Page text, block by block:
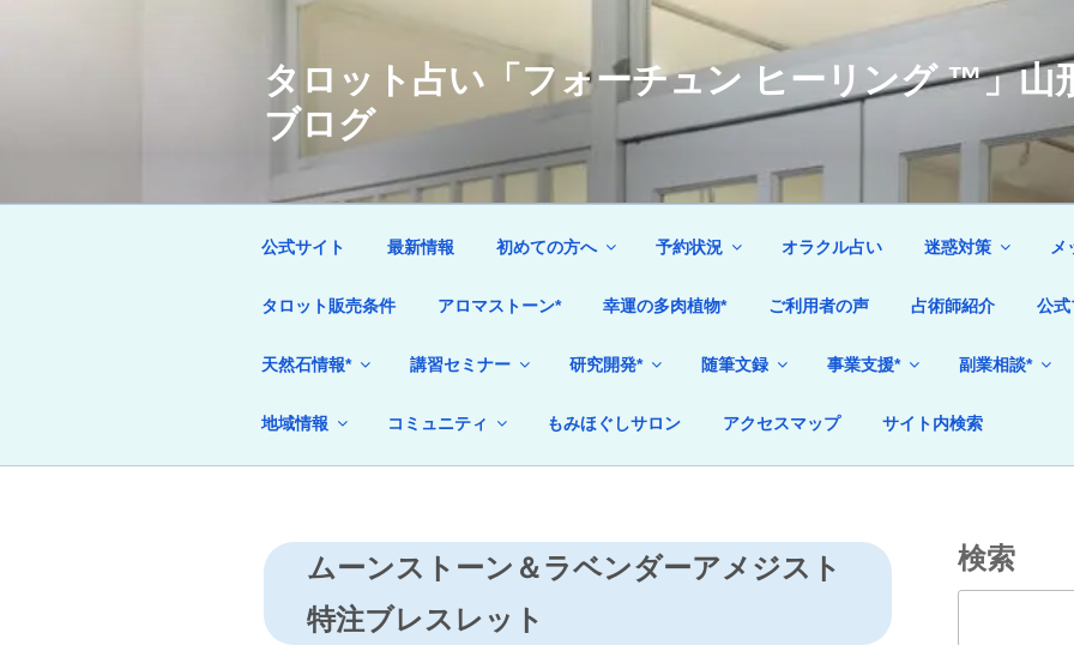
タロット占い「フォーチュン ヒーリング ™」山
ブログ
公式サイト 最新情報 初めての方へ 予約状況 オラクル占い 迷惑対策 メ
タロット販売条件 アロマストーン* 幸運の多肉植物* ご利用者の声 占術師紹介 公式
天然石情報* 講習セミナー 研究開発* 随筆文録 事業支援* 副業相談*
地域情報 コミュニティ もみほぐしサロン アクセスマップ サイト内検索
ムーンストーン＆ラベンダーアメジスト
特注ブレスレット
検索